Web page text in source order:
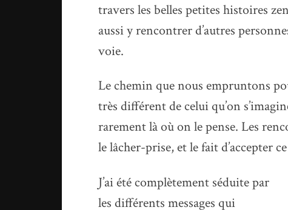
travers les belles petites histoires
aussi y rencontrer d’autres
voie.
Le chemin que nous empruntons
très différent de celui qu’on
rarement là où on le pense. Les
le lâcher-prise, et le fait d’accepter
J’ai été complètement séduite par
les différents messages qui